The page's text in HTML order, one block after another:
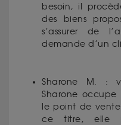
besoin, il
des biens
s’assurer de
demande d’un
Sharone M. :
Sharone occupe
le point de
ce titre, elle